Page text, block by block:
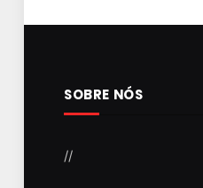
SOBRE NÓS
//